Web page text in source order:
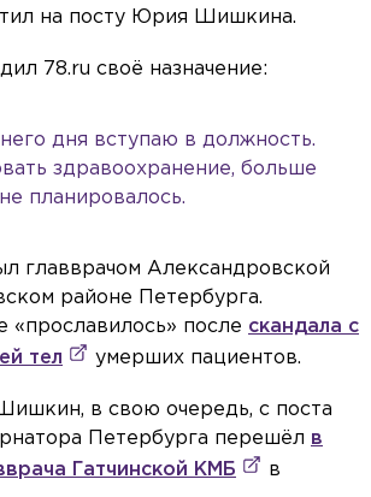
на посту Юрия Шишкина.
78.ru своё назначение:
дня вступаю в должность.
здравоохранение, больше
планировалось.
главврачом Александровской
районе Петербурга.
«прославилось» после скандала с
тел
умерших пациентов.
в свою очередь, с поста
Петербурга перешёл в
Гатчинской КМБ
в